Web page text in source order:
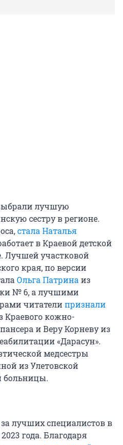
лучшую
сестру в регионе.
стала Наталья
в Краевой детской
Лучшей участковой
края, по версии
Ольга Патринаиз
№ 6, а лучшими
читателипризнали
Краевого кожно-
и Веру Корневу из
«Дарасун».
медсестры
из Улетовской
больницы.
лучших специалистов в
года. Благодаря